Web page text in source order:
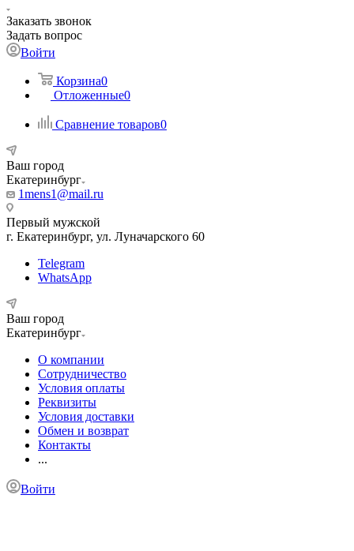
Заказать звонок
Задать вопрос
Войти
Корзина0
Отложенные0
Сравнение товаров0
Ваш город
Екатеринбург
1mens1@mail.ru
Первый мужской
г. Екатеринбург, ул. Луначарского 60
Telegram
WhatsApp
Ваш город
Екатеринбург
О компании
Сотрудничество
Условия оплаты
Реквизиты
Условия доставки
Обмен и возврат
Контакты
...
Войти